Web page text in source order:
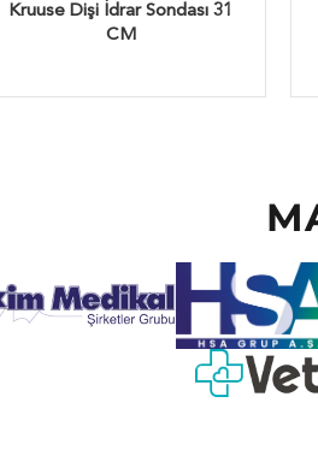
Kruuse Dişi İdrar Sondası 31
CM